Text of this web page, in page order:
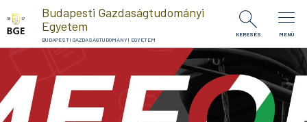
Ugrás a tartalomra
Budapesti Gazdaságtudományi
Egyetem
BUDAPESTI GAZDASÁGTUDOMÁNYI EGYETEM
KERESÉS MENÜ